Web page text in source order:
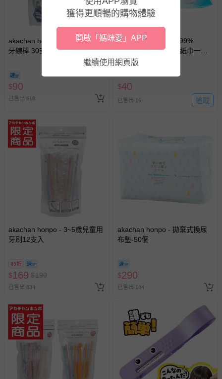
至媽咪愛
LINE@客服ID: @mamilove我們將依序為您處理
與服務，謝謝。
針對滿件折/滿額贈…等活動，如因部份退貨，而該訂單保
留商品未達活動門檻，將以原價計算，活動贈品亦需一併退
部分商品依據消費者保護法的規定，不適用七天鑑賞期/猶
豫期範圍：
商品、食品等）。
客製化商品（例如客製生日書、姓名貼等）。
報紙、期刊或雜誌（惟書籍如經拆封、使用，則酌收整
非以有形媒介提供之數位內容或一經提供即為完成之線
戲或活動點數等）。
已拆封之以下類型商品：
墊、寢具類等）。
-新生兒親膚衣物（嬰幼兒包巾與背巾、包屁衣、學習
褲、紗布衣等）。
帶束縛衣、餐搖椅等）。
-其他原廠盒裝商品封口處已貼上「不可拆封」，或具警
示字句等說明貼紙、封條者。
國際航空、客運、訂房等服務。
相關的退換貨辦理流程，可詳見： 退換貨 & 退款問題
akachan honpo - 兒童用Y字型
牙線棒 30支入 (3歲~)
$90
已售出 618
搶購一空
akachan honpo - 水99%
Super 新生兒屁屁濕紙巾一般
型-90張x1包-日本製
$40
已售出 16 追蹤
akachan honpo - 3~5歲兒童用
牙刷12支入
89折
$169 $190
已售出 834
akachan honpo - 拋棄式換尿
布墊-50個
$290
已售出 184
獲得更順暢的購物體驗
開啟「媽咪愛」APP
繼續使用網頁版